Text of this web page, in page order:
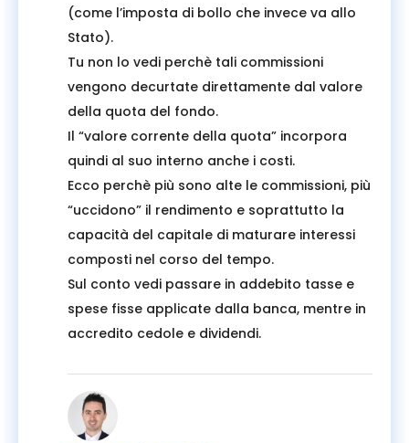
(come l’imposta di bollo che invece va allo
Stato).
Tu non lo vedi perchè tali commissioni
vengono decurtate direttamente dal valore
della quota del fondo.
Il “valore corrente della quota” incorpora
quindi al suo interno anche i costi.
Ecco perchè più sono alte le commissioni, più
“uccidono” il rendimento e soprattutto la
capacità del capitale di maturare interessi
composti nel corso del tempo.
Sul conto vedi passare in addebito tasse e
spese fisse applicate dalla banca, mentre in
accredito cedole e dividendi.